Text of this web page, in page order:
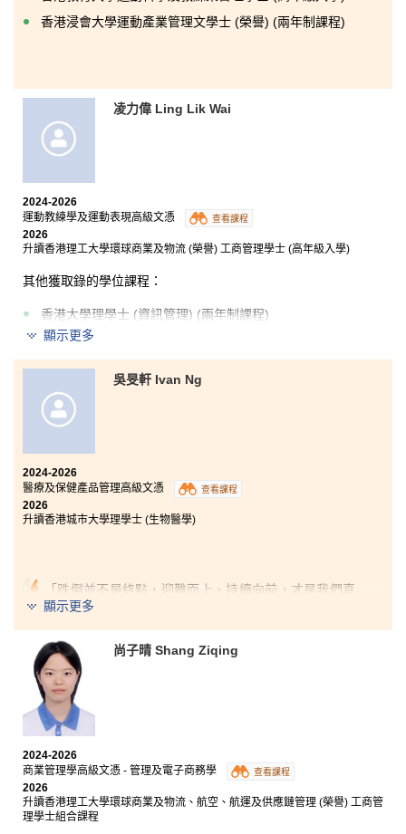
書院亦營造了一個友善且具支援性的學習環境，加上多
元的活動與發展機會，促進學生在學術及個人成長方面
香港浸會大學運動產業管理文學士 (榮譽) (兩年制課程)
凌⼒偉 Ling Lik Wai
2024-2026
運動教練學及運動表現高級文憑
查看課程
2026
升讀香港理工大學環球商業及物流 (榮譽) 工商管理學士 (高年級入學)
其他獲取錄的學位課程：
香港大學理學士 (資訊管理) (兩年制課程)
香港浸會大學運動產業管理文學士 (榮譽) (兩年制課程)
香港城市大學社會科學學士 (公共政策與政治) (高年級入
在書院修讀運動教練學及運動表現高級文憑，對我而言
是一段充滿挑戰但卻非常充實的學習旅程。透過這個課
程，我學習到教練學的原理和理論，又在運動科學及運
動表現分析方面建立了穩固的基礎。課程內容不但提升
了我的專業知識，亦加強了我的領導能力、溝通技巧及
課程著重理論與實踐，再配合講師們的悉心指導，讓我
能夠將理論知識應用到實際情境中，為未來真正成為教
練做好準備。這個課程啟發我不斷追求卓越的運動表
現，並希望日後能為運動員的成長與發展作出正面貢
獻。我深信我在書院所學到的知識與技能，將會成為我
未來事業發展的重要基石。
顯示更多
吳旻軒 Ivan Ng
2024-2026
醫療及保健產品管理高級文憑
查看課程
2026
升讀香港城市大學理學士 (生物醫學)
「跌倒並不是終點，迎難而上、持續向前，才是我們真
正的目標。」當我回望過去，最耀眼的是我們的努力，
敗，作為一個對學習充滿熱誠的學生，我仍選擇從中汲
取經驗，在學業路上繼續堅定向前，努力不懈，才成就
了今天更自信、更耀眼的自己。
香港中學文憑考試後，我選擇入讀書院的醫療及保健產
品管理高級文憑課程，這個決定亦讓我更加堅定自己的
學習目標。無論是在學術知識還是實務技能方面，課程
都大大擴闊了我的眼界，讓我掌握豐富的專業知識與實
用技能，並提升了我的實踐能力。課程內容相當專業，
涵蓋微生物學、病理生理學等生物醫學範疇，亦包括藥
物作用及藥劑學等與製藥相關的知識。此外，我亦有機
會透過實驗課及實習，進一步磨練自己的能力。整體而
顯示更多
尚⼦晴 Shang Ziqing
2024-2026
商業管理學高級文憑 - 管理及電子商務學
查看課程
2026
升讀香港理工大學環球商業及物流、航空、航運及供應鏈管理 (榮譽) 工商管
理學士組合課程